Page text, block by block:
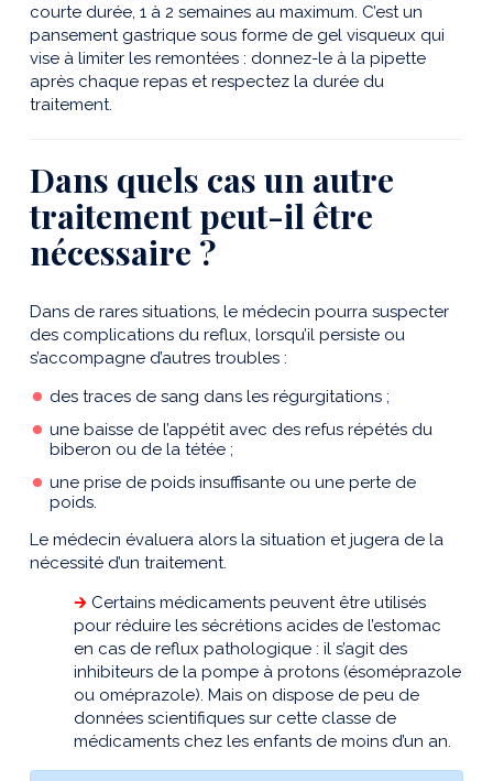
courte durée, 1 à 2 semaines au maximum. C’est un
pansement gastrique sous forme de gel visqueux qui
vise à limiter les remontées : donnez-le à la pipette
après chaque repas et respectez la durée du
traitement.
Dans quels cas un autre
traitement peut-il être
nécessaire ?
Dans de rares situations, le médecin pourra suspecter
des complications du reflux, lorsqu’il persiste ou
s’accompagne d’autres troubles :
des traces de sang dans les régurgitations ;
une baisse de l’appétit avec des refus répétés du
biberon ou de la tétée ;
une prise de poids insuffisante ou une perte de
poids.
Le médecin évaluera alors la situation et jugera de la
nécessité d’un traitement.
🡲 Certains médicaments peuvent être utilisés
pour réduire les sécrétions acides de l’estomac
en cas de reflux pathologique : il s’agit des
inhibiteurs de la pompe à protons (ésoméprazole
ou oméprazole). Mais on dispose de peu de
données scientifiques sur cette classe de
médicaments chez les enfants de moins d’un an.